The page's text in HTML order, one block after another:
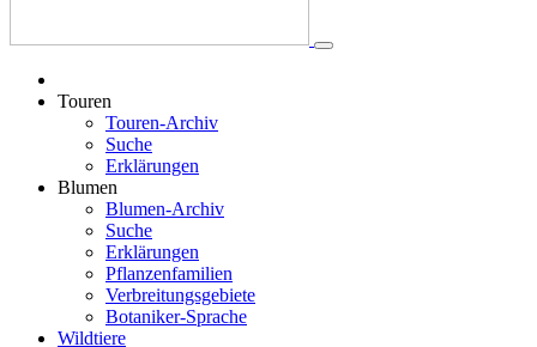
Touren
Touren-Archiv
Suche
Erklärungen
Blumen
Blumen-Archiv
Suche
Erklärungen
Pflanzenfamilien
Verbreitungsgebiete
Botaniker-Sprache
Wildtiere